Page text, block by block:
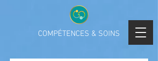
COMPÉTENCES & SOINS